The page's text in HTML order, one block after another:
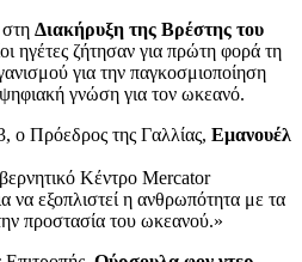
στη Διακήρυξη της Βρέστης του
ηγέτες ζήτησαν για πρώτη φορά τη
για την παγκοσμιοποίηση
γνώση για τον ωκεανό.
ο Πρόεδρος της Γαλλίας, Εμανουέλ
Κέντρο Mercator
να εξοπλιστεί η ανθρωπότητα με τα
προστασία του ωκεανού.»